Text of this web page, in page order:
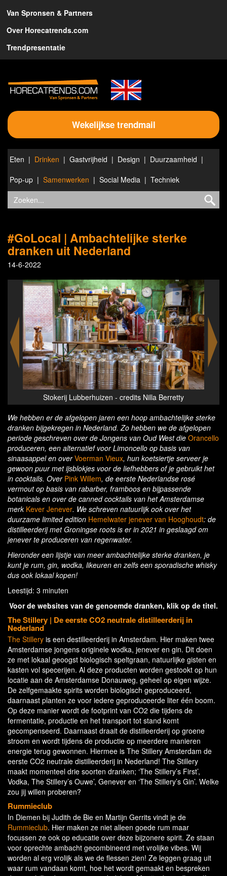
Van Spronsen & Partners
Over Horecatrends.com
Trendpresentatie
Wekelijkse trendmail
Eten Drinken Gastvrijheid Design
Duurzaamheid
Pop-up
Samenwerken Social Media Techniek
#GoLocal | Ambachtelijke sterke
dranken uit Nederland
14-6-2022
Stokerij Lubberhuizen - credits Nilla Berretty
We hebben er de afgelopen jaren een hoop ambachtelijke sterke
dranken bijgekregen in Nederland. Zo hebben we de afgelopen
periode geschreven over de Jongens van Oud West die Orancello
produceren, een alternatief voor Limoncello op basis van
sinaasappel en overVoerman Vieux, hun koetsiertje serveer je
gewoon puur met ijsblokjes voor de liefhebbers of je gebruikt het
in cocktails. Over Pink Willem, de eerste Nederlandse rosé
vermout op basis van rabarber, framboos en bijpassende
botanicals en over de canned cocktails van het Amsterdamse
merk Kever Jenever. We schreven natuurlijk ook over het
duurzame limited edition Hemelwater jenever van Hooghoudt: de
distilleerderij met Groningse roots is er in 2021 in geslaagd om
jenever te produceren van regenwater.
Hieronder een lijstje van meer ambachtelijke sterke dranken, je
kunt je rum, gin, wodka, likeuren en zelfs een sporadische whisky
dus ook lokaal kopen!
Leestijd: 3 minuten
Voor de websites van de genoemde dranken, klik op de titel.
The Stillery | De eerste CO2 neutrale distilleerderij in
Nederland
The Stillery is een destilleerderij in Amsterdam. Hier maken twee
Amsterdamse jongens originele wodka, jenever en gin. Dit doen
ze met lokaal geoogst biologisch speltgraan, natuurlijke gisten en
kasten vol specerijen. Al deze producten worden gestookt op hun
locatie aan de Amsterdamse Donauweg, geheel op eigen wijze.
De zelfgemaakte spirits worden biologisch geproduceerd,
daarnaast planten ze voor iedere geproduceerde liter één boom.
Op deze manier wordt de footprint van CO2 die tijdens de
fermentatie, productie en het transport tot stand komt
gecompenseerd. Daarnaast draait de distilleerderij op groene
stroom en wordt tijdens de productie op meerdere manieren
energie terug gewonnen. Hiermee is The Stillery Amsterdam de
eerste CO2 neutrale distilleerderij in Nederland! The Stillery
maakt momenteel drie soorten dranken; ‘The Stillery’s First’,
Vodka, The Stillery’s Ouwe’, Genever en ‘The Stillery’s Gin’. Welke
zou jij willen proberen?
Rummieclub
In Diemen bij Judith de Bie en Martijn Gerrits vindt je de
Rummieclub. Hier maken ze niet alleen goede rum maar
focussen ze ook op educatie over deze bijzonere spirit. Ze staan
voor oprechte ambacht gecombineerd met vrolijke vibes. Wij
worden al erg vrolijk als we de flessen zien! Ze leggen graag uit
waar rum vandaan komt, hoe het wordt gemaakt en bespreken